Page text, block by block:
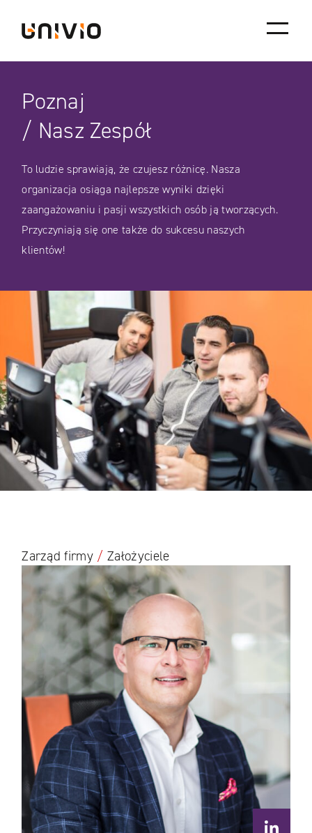
content
Poznaj
/ Nasz Zespół
To ludzie sprawiają, że czujesz różnicę. Nasza
organizacja osiąga najlepsze wyniki dzięki
zaangażowaniu i pasji wszystkich osób ją tworzących.
Przyczyniają się one także do sukcesu naszych
klientów!
Zarząd firmy / Założyciele